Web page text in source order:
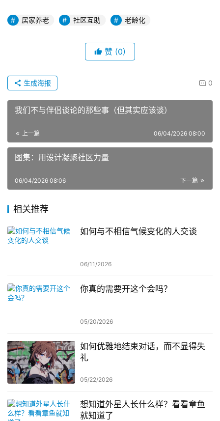
居家养老 社区互助 老龄化
赞 (0)
0
生成海报
我们不与伴侣谈论的那些事（但其实应该谈）
上一篇 06/04/2026 08:00
图集：用设计凝聚社区力量
下一篇
06/04/2026 08:06
相关推荐
如何与不相信气候变化的人交谈
06/11/2026
你真的需要开这个会吗？
05/20/2026
如何优雅地结束对话，而不显得失
礼
05/22/2026
想知道外星人长什么样？看看章鱼
就知道了